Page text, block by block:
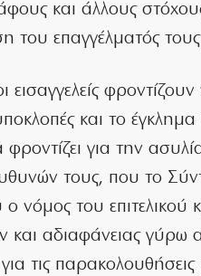
και άλλους
του επαγγέλματός
εισαγγελείς
και το
φροντίζει για την
τους, που το
νόμος του επιτελικού
και αδιαφάνειας γύρω
τις